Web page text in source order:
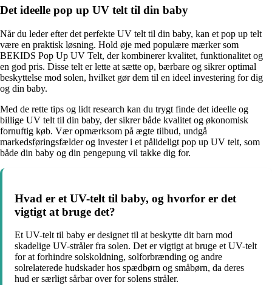
Det ideelle pop up UV telt til din baby
Når du leder efter det perfekte UV telt til din baby, kan et pop up telt
være en praktisk løsning. Hold øje med populære mærker som
BEKIDS Pop Up UV Telt, der kombinerer kvalitet, funktionalitet og
en god pris. Disse telt er lette at sætte op, bærbare og sikrer optimal
beskyttelse mod solen, hvilket gør dem til en ideel investering for dig
og din baby.
Med de rette tips og lidt research kan du trygt finde det ideelle og
billige UV telt til din baby, der sikrer både kvalitet og økonomisk
fornuftig køb. Vær opmærksom på ægte tilbud, undgå
markedsføringsfælder og invester i et pålideligt pop up UV telt, som
både din baby og din pengepung vil takke dig for.
Hvad er et UV-telt til baby, og hvorfor er det
vigtigt at bruge det?
Et UV-telt til baby er designet til at beskytte dit barn mod
skadelige UV-stråler fra solen. Det er vigtigt at bruge et UV-telt
for at forhindre solskoldning, solforbrænding og andre
solrelaterede hudskader hos spædbørn og småbørn, da deres
hud er særligt sårbar over for solens stråler.